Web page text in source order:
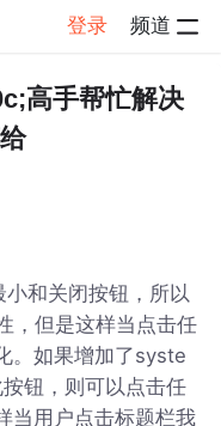
登录 频道
高手帮忙解决
和关闭按钮，所以
，但是这样当点击任
。如果增加了syste
钮，则可以点击任
当用户点击标题栏我